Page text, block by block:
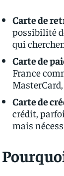
Carte de
possibilité
qui
Carte de
France
MasterCard,
Carte de
crédit,
mais